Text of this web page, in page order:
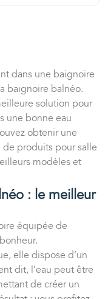
dans une baignoire
baignoire balnéo.
solution pour
une bonne eau
obtenir une
produits pour salle
modèles et
: le meilleur
équipée de
elle dispose d’un
dit, l’eau peut être
de créer un